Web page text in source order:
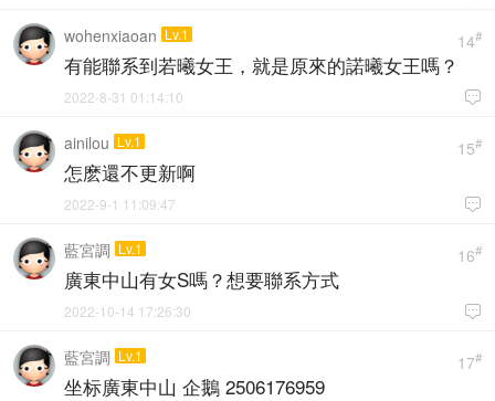
14#
wohenxiaoan Lv.1
有能聯系到若曦女王，就是原來的諾曦女王嗎？

2022-8-31 01:14:10
15#
ainilou Lv.1
怎麽還不更新啊

2022-9-1 11:09:47
16#
藍宮調 Lv.1
廣東中山有女S嗎？想要聯系方式

2022-10-14 17:26:30
17#
藍宮調 Lv.1
坐标廣東中山 企鵝 2506176959